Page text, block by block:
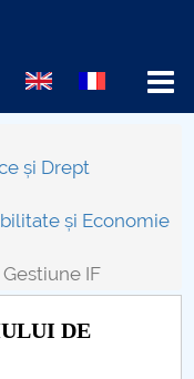
și Drept
și Economie
IF
DE